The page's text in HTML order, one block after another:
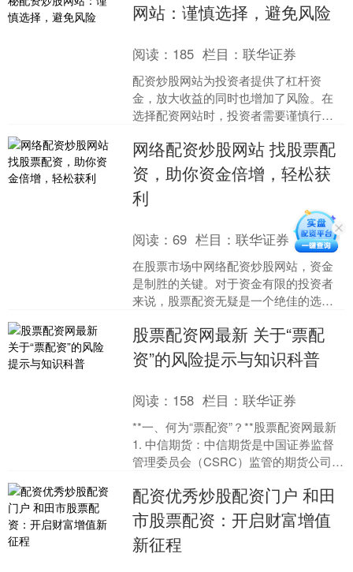
网站：谨慎选择，避免风险
阅读： 185 栏目：联华证券
配资炒股网站为投资者提供了杠杆资
金，放大收益的同时也增加了风险。在
选择配资网站时，投资者需要谨慎行
户网站还提供丰富的教育资源....
网络配资炒股网站 找股票配
资，助你资金倍增，轻松获
利
阅读：69 栏目：联华证券
在股票市场中网络配资炒股网站，资金
是制胜的关键。对于资金有限的投资者
来说，股票配资无疑是一个绝佳的选
用更少的钱撬动更大的杠杆，....
股票配资网最新 关于“票配
资”的风险提示与知识科普
阅读： 158 栏目：联华证券
**一、何为“票配资”？**股票配资网最新
1. 中信期货：中信期货是中国证券监督
管理委员会（CSRC）监管的期货公司，
资....
配资优秀炒股配资门户 和田
市股票配资：开启财富增值
新征程